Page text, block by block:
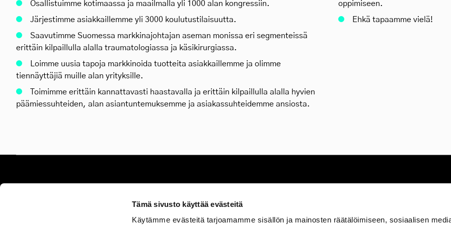
Tämä sivusto käyttää evästeitä
Käytämme evästeitä tarjoamamme sisällön ja mainosten räätälöimiseen, sosiaalisen
Osallistuimme kotimaassa ja maailmalla yli 1000 alan kongressiin.
Järjestimme asiakkaillemme yli 3000 koulutustilaisuutta.
Saavutimme Suomessa markkinajohtajan aseman monissa eri segmenteissä
erittäin kilpaillulla alalla traumatologiassa ja käsikirurgiassa.
Loimme uusia tapoja markkinoida tuotteita asiakkaillemme ja olimme
tiennäyttäjiä muille alan yrityksille.
Toimimme erittäin kannattavasti haastavalla ja erittäin kilpaillulla alalla hyvien
päämiessuhteiden, alan asiantuntemuksemme ja asiakassuhteidemme ansiosta.
oppimiseen.
Ehkä tapaamme vielä!
00100 Helsinki